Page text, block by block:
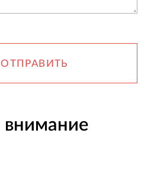
ОТПРАВИТЬ
внимание